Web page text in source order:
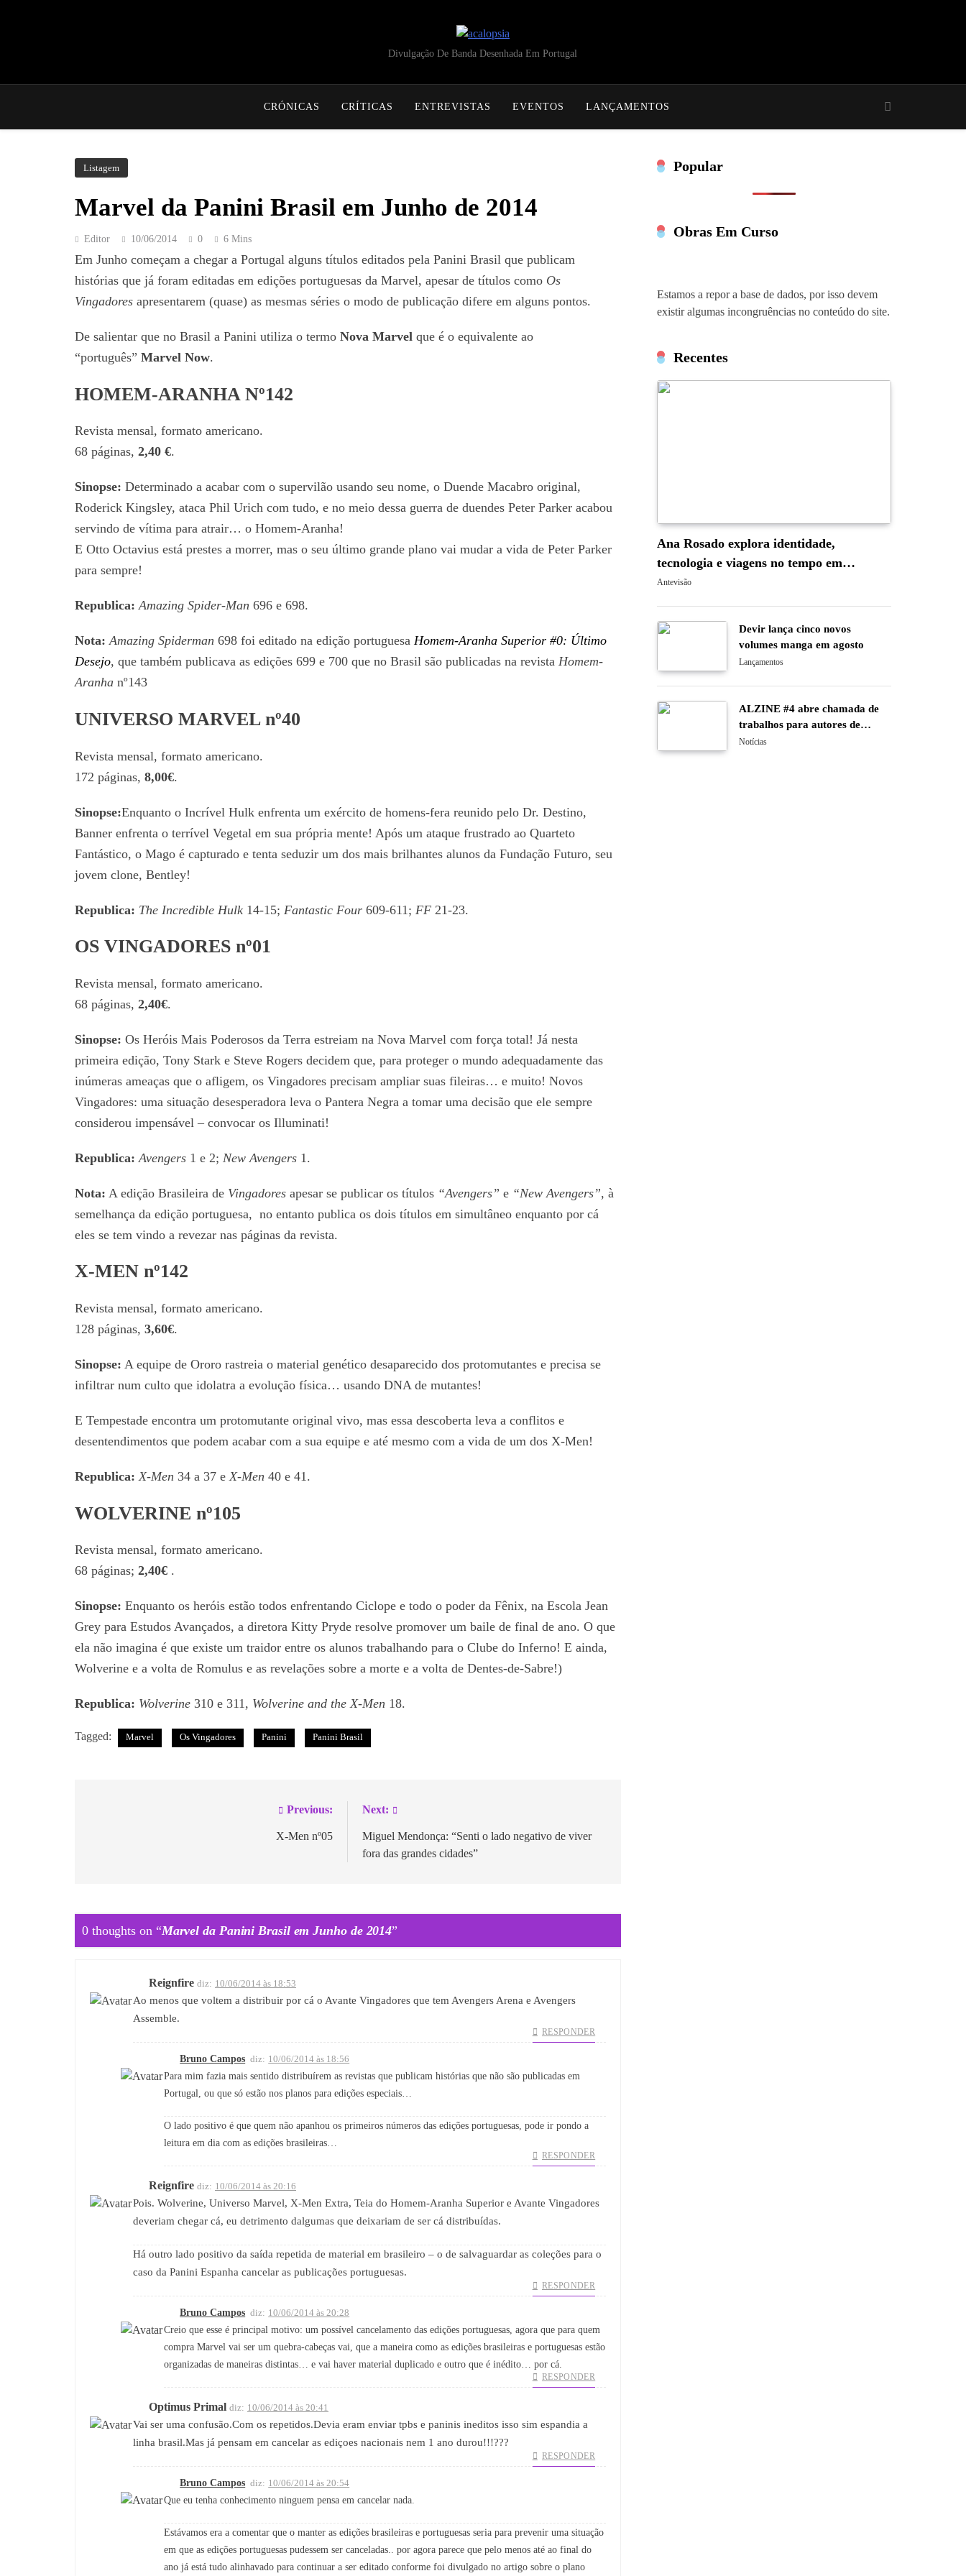
acalopsiaDivulgação De Banda Desenhada Em Portugal
CRÓNICAS CRÍTICAS ENTREVISTAS EVENTOS LANÇAMENTOS
Listagem
Marvel da Panini Brasil em Junho de 2014
Editor 10/06/2014 0 6 Mins
Em Junho começam a chegar a Portugal alguns títulos editados pela Panini Brasil que publicam
histórias que já foram editadas em edições portuguesas da Marvel, apesar de títulos como Os
Vingadores apresentarem (quase) as mesmas séries o modo de publicação difere em alguns pontos.
De salientar que no Brasil a Panini utiliza o termo Nova Marvel que é o equivalente ao
“português” Marvel Now.
HOMEM-ARANHA Nº142
Revista mensal, formato americano.
68 páginas, 2,40 €.
Sinopse: Determinado a acabar com o supervilão usando seu nome, o Duende Macabro original,
Roderick Kingsley, ataca Phil Urich com tudo, e no meio dessa guerra de duendes Peter Parker acabou
servindo de vítima para atrair… o Homem-Aranha!
E Otto Octavius está prestes a morrer, mas o seu último grande plano vai mudar a vida de Peter Parker
para sempre!
Republica: Amazing Spider-Man 696 e 698.
Nota: Amazing Spiderman 698 foi editado na edição portuguesa Homem-Aranha Superior #0: Último
Desejo, que também publicava as edições 699 e 700 que no Brasil são publicadas na revista Homem-
Aranha nº143
UNIVERSO MARVEL nº40
Revista mensal, formato americano.
172 páginas, 8,00€.
Sinopse:Enquanto o Incrível Hulk enfrenta um exército de homens-fera reunido pelo Dr. Destino,
Banner enfrenta o terrível Vegetal em sua própria mente! Após um ataque frustrado ao Quarteto
Fantástico, o Mago é capturado e tenta seduzir um dos mais brilhantes alunos da Fundação Futuro, seu
jovem clone, Bentley!
Republica: The Incredible Hulk 14-15; Fantastic Four 609-611; FF 21-23.
OS VINGADORES nº01
Revista mensal, formato americano.
68 páginas, 2,40€.
Sinopse: Os Heróis Mais Poderosos da Terra estreiam na Nova Marvel com força total! Já nesta
primeira edição, Tony Stark e Steve Rogers decidem que, para proteger o mundo adequadamente das
inúmeras ameaças que o afligem, os Vingadores precisam ampliar suas fileiras… e muito! Novos
Vingadores: uma situação desesperadora leva o Pantera Negra a tomar uma decisão que ele sempre
considerou impensável – convocar os Illuminati!
Republica: Avengers 1 e 2; New Avengers 1.
Nota: A edição Brasileira de Vingadores apesar se publicar os títulos “Avengers” e “New Avengers”, à
semelhança da edição portuguesa, no entanto publica os dois títulos em simultâneo enquanto por cá
eles se tem vindo a revezar nas páginas da revista.
X-MEN nº142
Revista mensal, formato americano.
128 páginas, 3,60€.
Sinopse: A equipe de Ororo rastreia o material genético desaparecido dos protomutantes e precisa se
infiltrar num culto que idolatra a evolução física… usando DNA de mutantes!
E Tempestade encontra um protomutante original vivo, mas essa descoberta leva a conflitos e
desentendimentos que podem acabar com a sua equipe e até mesmo com a vida de um dos X-Men!
Republica: X-Men 34 a 37 e X-Men 40 e 41.
WOLVERINE nº105
Revista mensal, formato americano.
68 páginas; 2,40€ .
Sinopse: Enquanto os heróis estão todos enfrentando Ciclope e todo o poder da Fênix, na Escola Jean
Grey para Estudos Avançados, a diretora Kitty Pryde resolve promover um baile de final de ano. O que
ela não imagina é que existe um traidor entre os alunos trabalhando para o Clube do Inferno! E ainda,
Wolverine e a volta de Romulus e as revelações sobre a morte e a volta de Dentes-de-Sabre!)
Republica: Wolverine 310 e 311, Wolverine and the X-Men 18.
Tagged: Marvel Os Vingadores Panini Panini Brasil
Previous:
X-Men nº05
Next:
Miguel Mendonça: “Senti o lado negativo de viver
fora das grandes cidades”
0 thoughts on “Marvel da Panini Brasil em Junho de 2014”
Reignfire diz: 10/06/2014 às 18:53
Ao menos que voltem a distribuir por cá o Avante Vingadores que tem Avengers Arena e Avengers
Assemble.
RESPONDER
Bruno Campos diz: 10/06/2014 às 18:56
Para mim fazia mais sentido distribuírem as revistas que publicam histórias que não são publicadas em
Portugal, ou que só estão nos planos para edições especiais…
O lado positivo é que quem não apanhou os primeiros números das edições portuguesas, pode ir pondo a
leitura em dia com as edições brasileiras…
RESPONDER
Reignfire diz: 10/06/2014 às 20:16
Pois. Wolverine, Universo Marvel, X-Men Extra, Teia do Homem-Aranha Superior e Avante Vingadores
deveriam chegar cá, eu detrimento dalgumas que deixariam de ser cá distribuídas.
Há outro lado positivo da saída repetida de material em brasileiro – o de salvaguardar as coleções para o
caso da Panini Espanha cancelar as publicações portuguesas.
RESPONDER
Bruno Campos diz: 10/06/2014 às 20:28
Creio que esse é principal motivo: um possível cancelamento das edições portuguesas, agora que para quem
compra Marvel vai ser um quebra-cabeças vai, que a maneira como as edições brasileiras e portuguesas estão
organizadas de maneiras distintas… e vai haver material duplicado e outro que é inédito… por cá.
RESPONDER
Optimus Primal diz: 10/06/2014 às 20:41
Vai ser uma confusão.Com os repetidos.Devia eram enviar tpbs e paninis ineditos isso sim espandia a
linha brasil.Mas já pensam em cancelar as ediçoes nacionais nem 1 ano durou!!!???
RESPONDER
Bruno Campos diz: 10/06/2014 às 20:54
Que eu tenha conhecimento ninguem pensa em cancelar nada.
Estávamos era a comentar que o manter as edições brasileiras e portuguesas seria para prevenir uma situação
em que as edições portuguesas pudessem ser canceladas.. por agora parece que pelo menos até ao final do
ano já está tudo alinhavado para continuar a ser editado conforme foi divulgado no artigo sobre o plano
Popular
Obras Em Curso
Estamos a repor a base de dados, por isso devem
existir algumas incongruências no conteúdo do site.
Recentes
Ana Rosado explora identidade,
tecnologia e viagens no tempo em
“Occam’s Blade: A Navalha de Occam”
Antevisão
Devir lança cinco novos
volumes manga em agosto
Lançamentos
ALZINE #4 abre chamada de
trabalhos para autores de
banda desenhada e ilustração
Notícias